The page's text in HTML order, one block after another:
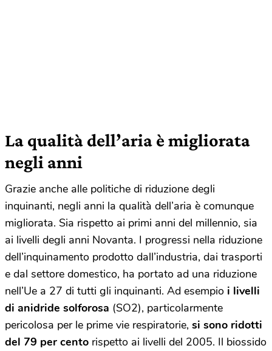
La qualità dell’aria è migliorata
negli anni
Grazie anche alle politiche di riduzione degli
inquinanti, negli anni la qualità dell’aria è comunque
migliorata. Sia rispetto ai primi anni del millennio, sia
ai livelli degli anni Novanta. I progressi nella riduzione
dell’inquinamento prodotto dall’industria, dai trasporti
e dal settore domestico, ha portato ad una riduzione
nell’Ue a 27 di tutti gli inquinanti. Ad esempio i livelli
di anidride solforosa (SO2), particolarmente
pericolosa per le prime vie respiratorie, si sono ridotti
del 79 per cento rispetto ai livelli del 2005. Il biossido